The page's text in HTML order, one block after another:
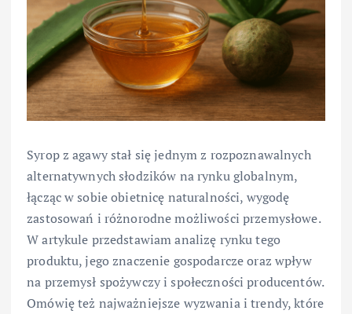
Syrop z agawy stał się jednym z rozpoznawalnych
alternatywnych słodzików na rynku globalnym,
łącząc w sobie obietnicę naturalności, wygodę
zastosowań i różnorodne możliwości przemysłowe.
W artykule przedstawiam analizę rynku tego
produktu, jego znaczenie gospodarcze oraz wpływ
na przemysł spożywczy i społeczności producentów.
Omówię też najważniejsze wyzwania i trendy, które